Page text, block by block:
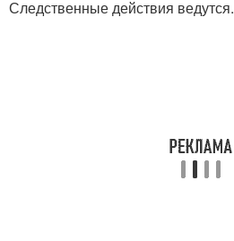
Следственные действия ведутся.